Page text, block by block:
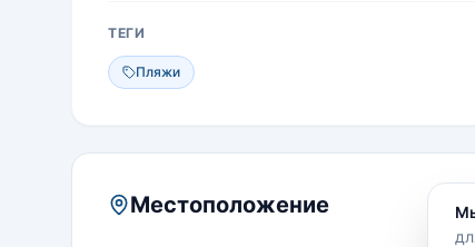
ТЕГИ
Пляжи
Местоположение